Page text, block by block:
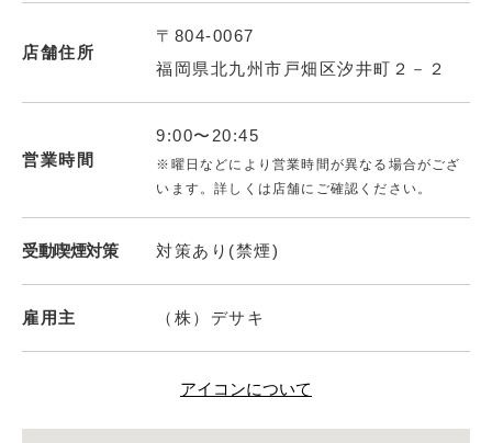
店舗住所
〒804-0067
福岡県北九州市戸畑区汐井町２－２
営業時間
9:00〜20:45
※曜日などにより営業時間が異なる場合がござ
います。詳しくは店舗にご確認ください。
受動喫煙対策 対策あり(禁煙)
雇用主 （株）デサキ
アイコンについて